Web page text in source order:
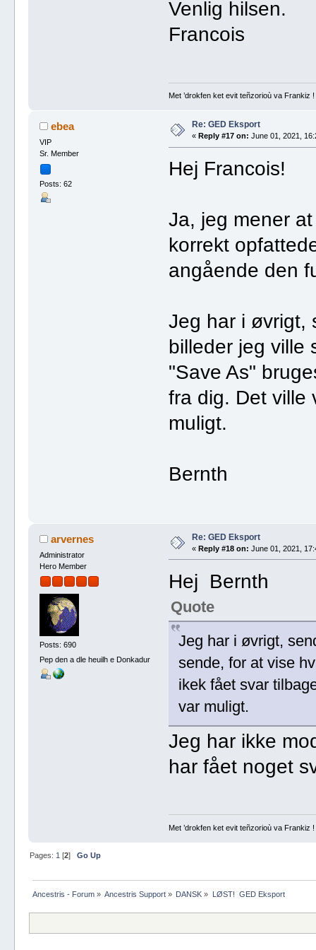
Venlig hilsen.
Francois
Met ’drokfen ket evit teñzorioù va Frankiz !
ebea
VIP
Sr. Member
Posts: 62
Re: GED Eksport
« Reply #17 on: June 01, 2021,
Hej Francois!
Ja, jeg mener
korrekt
angående den
Jeg har i øvrigt,
billeder jeg ville
"Save As"
fra dig. Det
muligt.
Bernth
arvernes
Administrator
Hero Member
Posts: 690
Pep den a dle heuilh e Donkadur
Re: GED Eksport
« Reply #18 on: June 01, 2021,
Hej Bernth
Quote
Jeg har i øvrigt,
sende, for at vise
ikek fået svar
var muligt.
Jeg har ikke
har fået noget
Met ’drokfen ket evit teñzorioù va Frankiz !
Pages: 1 [2] Go Up
Ancestris - Forum» Ancestris Support » DANSK » LØST!  GED Eksport